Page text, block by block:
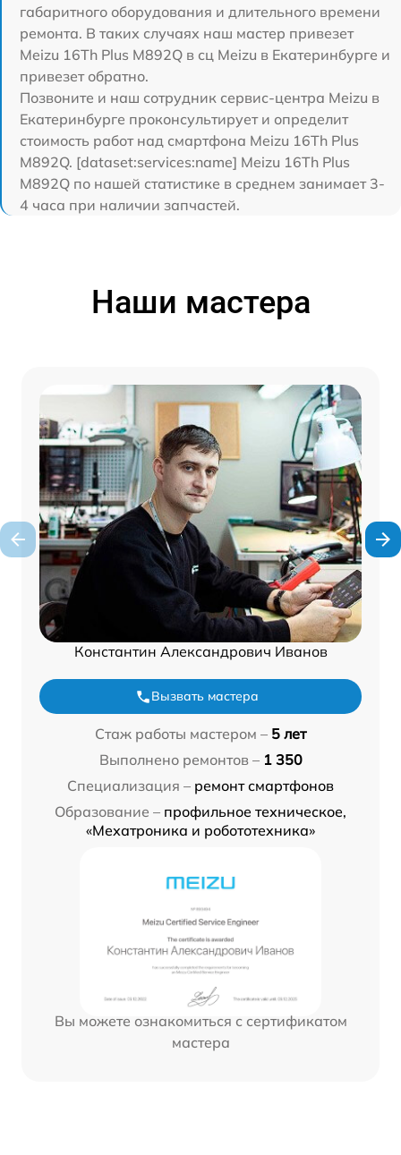
габаритного оборудования и длительного времени
ремонта. В таких случаях наш мастер привезет
Meizu 16Th Plus M892Q в сц Meizu в Екатеринбурге и
привезет обратно.
Позвоните и наш сотрудник сервис-центра Meizu в
Екатеринбурге проконсультирует и определит
стоимость работ над смартфона Meizu 16Th Plus
M892Q. [dataset:services:name] Meizu 16Th Plus
M892Q по нашей статистике в среднем занимает 3-
4 часа при наличии запчастей.
Наши мастера
Константин Александрович Иванов
Вызвать мастера
Стаж работы мастером – 5 лет
Выполнено ремонтов – 1 350
Специализация – ремонт смартфонов
Образование – профильное техническое,
«Мехатроника и робототехника»
Вы можете ознакомиться с сертификатом
мастера